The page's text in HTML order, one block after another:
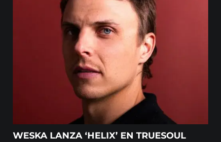
WESKA LANZA ‘HELIX’ EN TRUESOUL